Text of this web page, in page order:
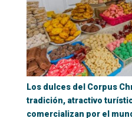
Los dulces del Corpus
tradición, atractivo
comercializan por el